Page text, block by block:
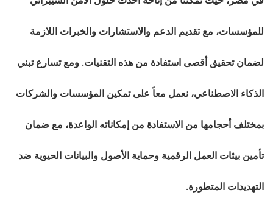
للمؤسسات، مع تقديم الدعم والاستشارات والخبرات اللازمة
لضمان تحقيق أقصى استفادة من هذه التقنيات. ومع تسارع تبني
الذكاء الاصطناعي، نعمل معاً على تمكين المؤسسات والشركات
بمختلف أحجامها من الاستفادة من إمكاناته الواعدة، مع ضمان
تأمين بيئات العمل الرقمية وحماية الأصول والبيانات الحيوية ضد
التهديدات المتطورة.